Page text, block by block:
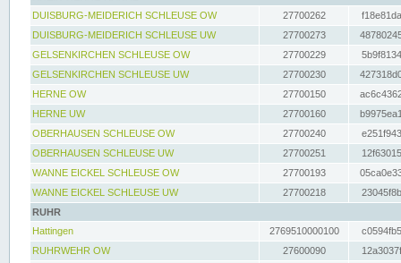
DUISBURG-MEIDERICH SCHLEUSE OW
27700262
DUISBURG-MEIDERICH SCHLEUSE UW
27700273
GELSENKIRCHEN SCHLEUSE OW
27700229
GELSENKIRCHEN SCHLEUSE UW
27700230
HERNE OW
27700150
HERNE UW
27700160
OBERHAUSEN SCHLEUSE OW
27700240
OBERHAUSEN SCHLEUSE UW
27700251
WANNE EICKEL SCHLEUSE OW
27700193
WANNE EICKEL SCHLEUSE UW
27700218
RUHR
Hattingen
2769510000100
RUHRWEHR OW
27600090